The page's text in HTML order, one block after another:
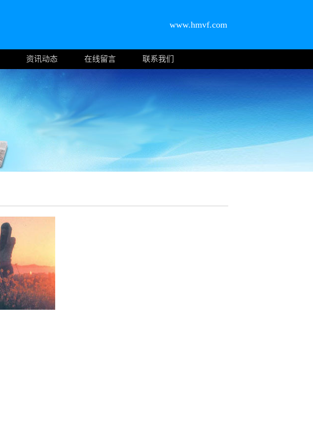
www.hmvf.com
资讯动态 在线留言 联系我们